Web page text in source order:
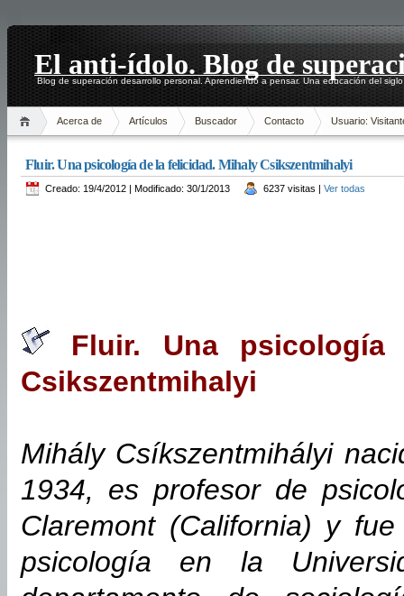
El anti-ídolo. Blog de
Blog de superación desarrollo personal. Aprendiendo a pensar. Una educación del
Acerca de Artículos Buscador Contacto Usuario:
Fluir. Una psicología de la felicidad. Mihaly Csikszentmihalyi
Creado: 19/4/2012 | Modificado: 30/1/2013 6237 visitas | Ver todas
Fluir. Una
Csikszentmihalyi
Mihály Csíkszentmihályi
1934, es profesor de
Claremont (California) y
psicología en la